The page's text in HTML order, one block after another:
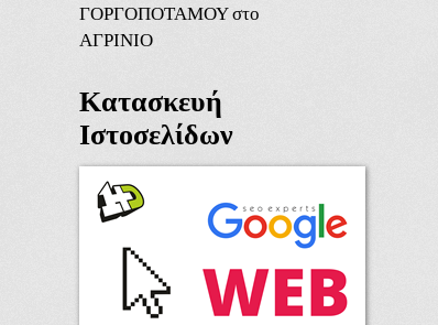
ΓΟΡΓΟΠΟΤΑΜΟΥ στο
ΑΓΡΙΝΙΟ
Κατασκευή
Ιστοσελίδων